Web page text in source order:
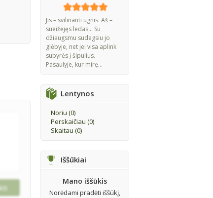
Jis – svilinanti ugnis. Aš –
sueižėjęs ledas... Su
džiaugsmu sudegsiu jo
glėbyje, net jei visa aplink
subyrės į šipulius.
Pasaulyje, kur mirę...
Lentynos
Noriu (0)
Perskaičiau (0)
Skaitau (0)
Iššūkiai
Mano iššūkis
Norėdami pradėti iššūkį,